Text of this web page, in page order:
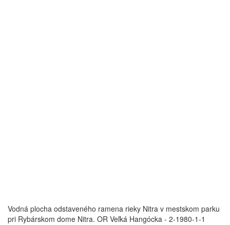
Vodná plocha odstaveného ramena rieky Nitra v mestskom parku
pri Rybárskom dome Nitra. OR Veľká Hangócka - 2-1980-1-1